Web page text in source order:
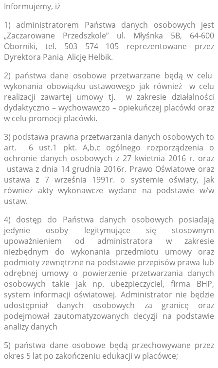
Informujemy, iż
1) administratorem Państwa danych osobowych jest
„Zaczarowane Przedszkole” ul. Młyśnka 5B, 64-600
Oborniki, tel. 503 574 105 reprezentowane przez
Dyrektora Panią Alicję Helbik.
2) państwa dane osobowe przetwarzane będą w celu
wykonania obowiązku ustawowego jak również w celu
realizacji zawartej umowy tj. w zakresie działalności
dydaktyczno – wychowawczo – opiekuńczej placówki oraz
w celu promocji placówki.
3) podstawa prawna przetwarzania danych osobowych to
art. 6 ust.1 pkt. A,b,c ogólnego rozporządzenia o
ochronie danych osobowych z 27 kwietnia 2016 r. oraz
ustawa z dnia 14 grudnia 2016r. Prawo Oświatowe oraz
ustawa z 7 września 1991r. o systemie oświaty, jak
również akty wykonawcze wydane na podstawie w/w
ustaw.
4) dostęp do Państwa danych osobowych posiadają
jedynie osoby legitymujące się stosownym
upoważnieniem od administratora w zakresie
niezbędnym do wykonania przedmiotu umowy oraz
podmioty zewnętrzne na podstawie przepisów prawa lub
odrębnej umowy o powierzenie przetwarzania danych
osobowych takie jak np. ubezpieczyciel, firma BHP,
system informacji oświatowej. Administrator nie będzie
udostępniał danych osobowych za granicę oraz
podejmował zautomatyzowanych decyzji na podstawie
analizy danych
5) państwa dane osobowe będą przechowywane przez
okres 5 lat po zakończeniu edukacji w placówce;